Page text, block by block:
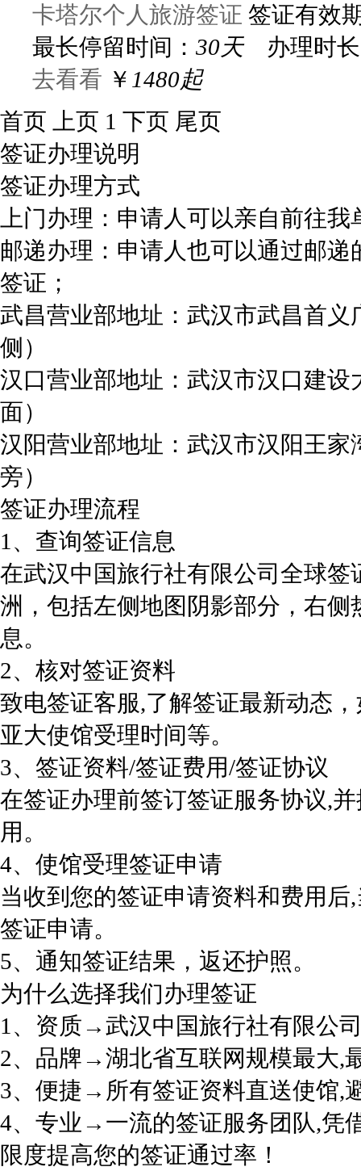
卡塔尔个人旅游签证 签证有效
最长停留时间： 30天办理时长
去看看 ￥ 1480起
首页
上页 1 下页 尾页
签证办理说明
签证办理方式
上门办理：申请人可以亲自前往
邮递办理：申请人也可以通过邮
签证；
武昌营业部地址：武汉市武昌首
侧）
汉口营业部地址：武汉市汉口建
面）
汉阳营业部地址：武汉市汉阳王
旁）
签证办理流程
1、查询签证信息
在武汉中国旅行社有限公司全球
洲，包括左侧地图阴影部分，右
息。
2、核对签证资料
致电签证客服,了解签证最新动态
亚大使馆受理时间等。
3、签证资料/签证费用/签证协议
在签证办理前签订签证服务协议,
用。
4、使馆受理签证申请
当收到您的签证申请资料和费用
签证申请。
5、通知签证结果，返还护照。
为什么选择我们办理签证
1、资质→武汉中国旅行社有限公
2、品牌→湖北省互联网规模最大,
3、便捷→所有签证资料直送使馆,
4、专业→一流的签证服务团队,凭
限度提高您的签证通过率！